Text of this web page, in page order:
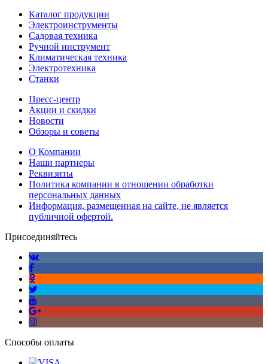
Каталог продукции
Электроинструменты
Садовая техника
Ручной инструмент
Климатическая техника
Электротехника
Станки
Пресс-центр
Акции и скидки
Новости
Обзоры и советы
О Компании
Наши партнеры
Реквизиты
Политика компании в отношении обработки
персональных данных
Информация, размещенная на сайте, не является
публичной офертой.
Присоединяйтесь
Способы оплаты